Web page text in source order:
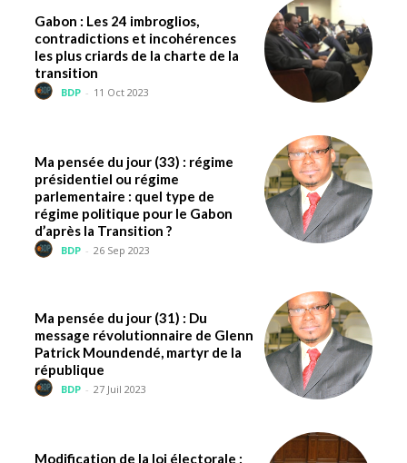
Gabon : Les 24 imbroglios,
contradictions et incohérences
les plus criards de la charte de la
transition
BDP - 11 Oct 2023
Ma pensée du jour (33) : régime
présidentiel ou régime
parlementaire : quel type de
régime politique pour le Gabon
d’après la Transition ?
BDP - 26 Sep 2023
Ma pensée du jour (31) : Du
message révolutionnaire de Glenn
Patrick Moundendé, martyr de la
république
BDP - 27 Juil 2023
Modification de la loi électorale :